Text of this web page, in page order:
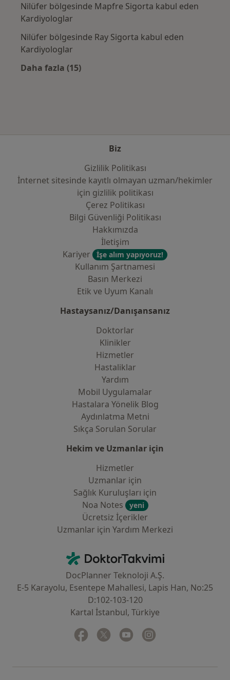
Nilüfer bölgesinde Mapfre Sigorta kabul eden
Kardiyologlar
Nilüfer bölgesinde Ray Sigorta kabul eden
Kardiyologlar
Daha fazla (15)
Biz
Gizlilik Politikası
İnternet sitesinde kayıtlı olmayan uzman/hekimler
i̇çin gizlilik politikası
Çerez Politikası
Bilgi Güvenliği Politikası
Hakkımızda
İletişim
Kariyer
İşe alım yapıyoruz!
Kullanım Şartnamesi
Basın Merkezi
Etik ve Uyum Kanalı
Hastaysanız/Danışansanız
Doktorlar
Klinikler
Hizmetler
Hastaliklar
Yardım
Mobil Uygulamalar
Hastalara Yönelik Blog
Aydınlatma Metni
Sıkça Sorulan Sorular
Hekim ve Uzmanlar için
Hizmetler
Uzmanlar için
Sağlık Kuruluşları için
Noa Notes
yeni
Ücretsiz İçerikler
Uzmanlar için Yardım Merkezi
DoktorTakvimi - Ana Sayfa
DocPlanner Teknoloji A.Ş.
E-5 Karayolu, Esentepe Mahallesi, Lapis Han, No:25
D:102-103-120
Kartal İstanbul, Türkiye
Facebook
yeni bir sekmede açılır
Twitter
yeni bir sekmede açılır
Youtube
yeni bir sekmede açılır